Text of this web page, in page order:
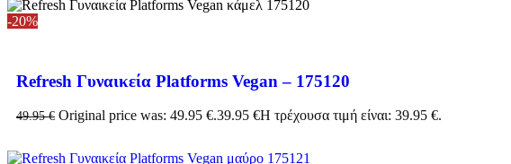
-20%
Refresh Γυναικεία Platforms Vegan – 175120
49.95€ Original price was: 49.95 €.39.95 €Η τρέχουσα τιμή είναι: 39.95 €.